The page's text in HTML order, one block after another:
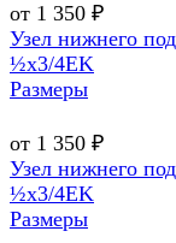
от 1 350 ₽
Узел нижнего
½х3/4EK
Размеры
от 1 350 ₽
Узел нижнего
½х3/4EK
Размеры